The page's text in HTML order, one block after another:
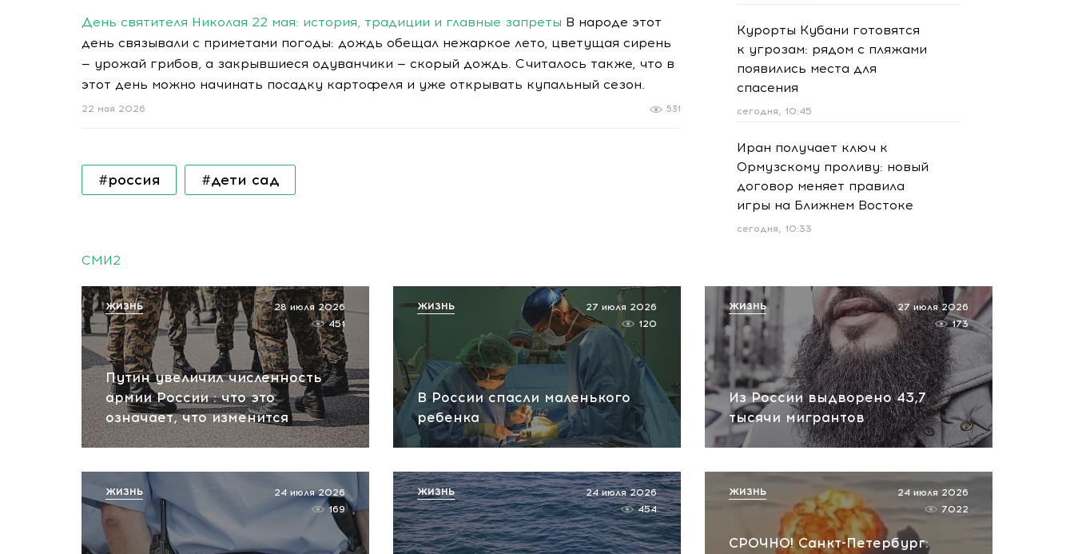
День святителя Николая 22 мая: история, традиции и главные запреты В народе этот
день связывали с приметами погоды: дождь обещал нежаркое лето, цветущая сирень
— урожай грибов, а закрывшиеся одуванчики — скорый дождь. Считалось также, что в
этот день можно начинать посадку картофеля и уже открывать купальный сезон.
531
22 мая 2026
#россия #дети сад
Курорты Кубани готовятся
к угрозам: рядом с пляжами
появились места для
спасения
сегодня, 10:45
Иран получает ключ к
Ормузскому проливу: новый
договор меняет правила
игры на Ближнем Востоке
сегодня, 10:33
СМИ2
Путин увеличил численность
армии России : что это
означает, что изменится
28 июля 2026
451
ЖИЗНЬ
В России спасли маленького
ребенка
27 июля 2026
120
ЖИЗНЬ
Из России выдворено 43,7
тысячи мигрантов
27 июля 2026
173
ЖИЗНЬ
24 июля 2026
169
ЖИЗНЬ
24 июля 2026
454
ЖИЗНЬ
СРОЧНО! Санкт-Петербург:
24 июля 2026
7022
ЖИЗНЬ